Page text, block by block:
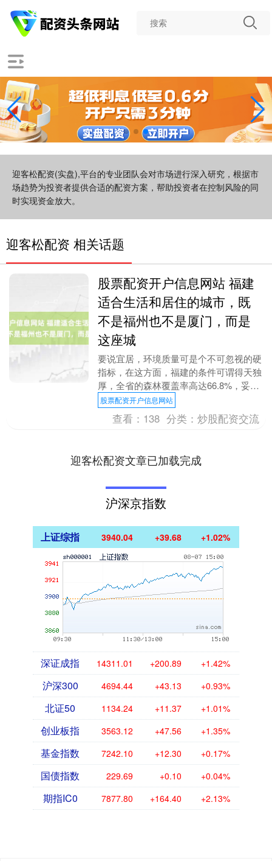
迎客松配资(实盘),平台的专业团队会对市场进行深入研究，根据市
场趋势为投资者提供合适的配资方案，帮助投资者在控制风险的同
时实现资金放大。
迎客松配资 相关话题
股票配资开户信息网站 福建
适合生活和居住的城市，既
不是福州也不是厦门，而是
这座城
要说宜居，环境质量可是个不可忽视的硬
指标，在这方面，福建的条件可谓得天独
厚，全省的森林覆盖率高达66.8%，妥妥
的全国各省第一，空气质量也名列全国前
茅，还有福建....
股票配资开户信息网站
查看： 138 分类：炒股配资交流
迎客松配资文章已加载完成
沪深京指数
上证综指 3940.04 +39.68 +1.02%
深证成指 14311.01 +200.89 +1.42%
沪深300 4694.44 +43.13 +0.93%
北证50 1134.24 +11.37 +1.01%
创业板指 3563.12 +47.56 +1.35%
基金指数 7242.10 +12.30 +0.17%
国债指数 229.69 +0.10 +0.04%
期指IC0 7877.80 +164.40 +2.13%